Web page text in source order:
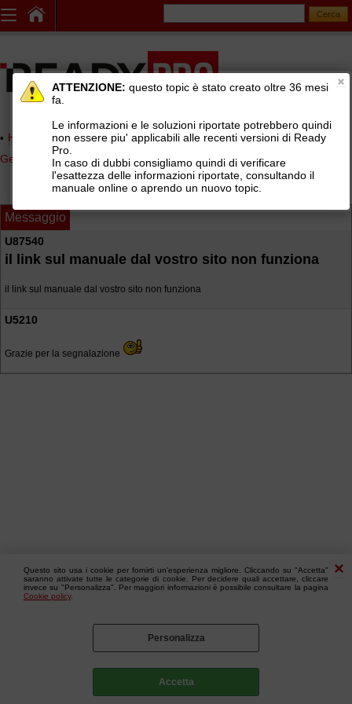
Questo sito usa i cookie per fornirti un'esperienza migliore. Cliccando su "Accetta"
saranno attivate tutte le categorie di cookie. Per decidere quali accettare, cliccare
invece su "Personalizza". Per maggiori informazioni è possibile consultare la pagina
Cookie policy.
Personalizza
Accetta
Home page> AREE DI SUPPORTO TECNICO GRATUITO>
Gestionale Ready Pro>Installazione e configurazione Ready Pro
Messaggio
U87540
il link sul manuale dal vostro sito non funziona
il link sul manuale dal vostro sito non funziona
U5210
Grazie per la segnalazione
ATTENZIONE: questo topic è stato creato oltre 36 mesi
fa.
Le informazioni e le soluzioni riportate potrebbero quindi
non essere piu' applicabili alle recenti versioni di Ready
Pro.
In caso di dubbi consigliamo quindi di verificare
l'esattezza delle informazioni riportate, consultando il
manuale online o aprendo un nuovo topic.